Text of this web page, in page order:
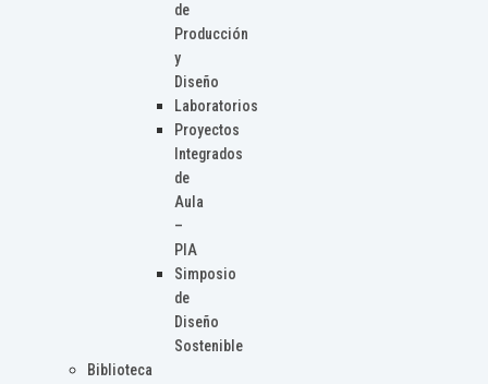
de
Producción
y
Diseño
Laboratorios
Proyectos
Integrados
de
Aula
–
PIA
Simposio
de
Diseño
Sostenible
Biblioteca